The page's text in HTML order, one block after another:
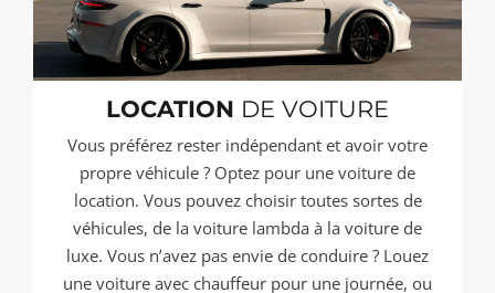
LOCATION DE VOITURE
Vous préférez rester indépendant et avoir votre
propre véhicule ? Optez pour une voiture de
location. Vous pouvez choisir toutes sortes de
véhicules, de la voiture lambda à la voiture de
luxe. Vous n’avez pas envie de conduire ? Louez
une voiture avec chauffeur pour une journée, ou